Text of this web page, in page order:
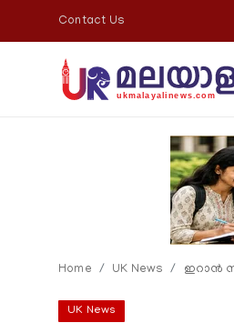
Contact Us
Home UK News ഇറാൻ
UK News